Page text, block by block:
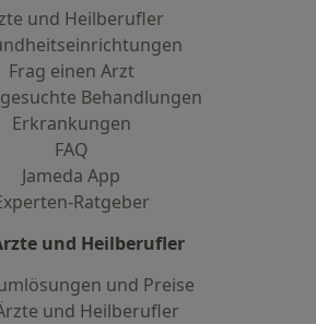
und Heilberufler
Frag einen Arzt
Behandlungen
Erkrankungen
FAQ
Jameda App
Ratgeber
und Heilberufler
und Preise
und Heilberufler